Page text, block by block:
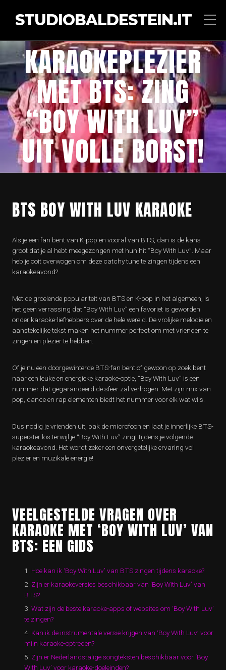
STUDIOBALDESTEIN.IT
KARAOKEPLEZIER
MET BTS: ZING
“BOY WITH LUV”
UIT VOLLE BORST!
BTS BOY WITH LUV KARAOKE
Als je een fan bent van K-pop en vooral van BTS, dan is de kans
groot dat je al hebt meegezongen met hun hit “Boy With Luv”. Maar
heb je ooit overwogen om deze catchy tune te zingen tijdens een
karaokeavond?
Met de groeiende populariteit van BTS en K-pop in het algemeen, is
het geen verrassing dat “Boy With Luv” een favoriet is geworden
onder karaoke-liefhebbers over de hele wereld. De vrolijke melodie en
aanstekelijke tekst maken het nummer perfect om met vrienden te
zingen en plezier te hebben.
Of je nu een doorgewinterde BTS-fan bent of gewoon op zoek bent
naar een leuke en energieke karaoke-optie, “Boy With Luv” is een
nummer dat gegarandeerd de sfeer zal verhogen. Met zijn mix van
pop, dance en rap elementen biedt het nummer voor elk wat wils.
Dus nodig je vrienden uit, pak de microfoon en laat je innerlijke BTS-
superster los terwijl je “Boy With Luv” zingt tijdens je volgende
karaokeavond. Het wordt zeker een onvergetelijke ervaring vol
plezier en muzikale energie!
VEELGESTELDE VRAGEN OVER
KARAOKE MET ‘BOY WITH LUV’ VAN
BTS: EEN GIDS
Hoe kan ik ‘Boy With Luv’ van BTS zingen tijdens karaoke?
Zijn er karaokeversies beschikbaar van ‘Boy With Luv’ van
BTS?
Wat zijn de beste karaoke-apps of websites om ‘Boy With Luv’
te zingen?
Kan ik de instrumentale versie krijgen van ‘Boy With Luv’ voor
mijn karaoke-optreden?
Zijn er Nederlandstalige songteksten beschikbaar voor ‘Boy
With Luv’ voor karaoke-doeleinden?